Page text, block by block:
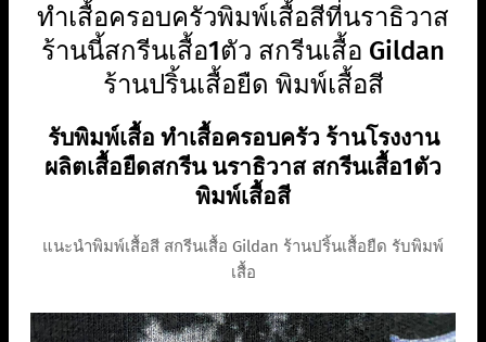
ทำเสื้อครอบครัวพิมพ์เสื้อสีที่นราธิวาส
ร้านนี้สกรีนเสื้อ1ตัว สกรีนเสื้อ Gildan
ร้านปริ้นเสื้อยืด พิมพ์เสื้อสี
รับพิมพ์เสื้อ ทำเสื้อครอบครัว ร้านโรงงาน
ผลิตเสื้อยืดสกรีน นราธิวาส สกรีนเสื้อ1ตัว
พิมพ์เสื้อสี
แนะนำพิมพ์เสื้อสี สกรีนเสื้อ Gildan ร้านปริ้นเสื้อยืด รับพิมพ์
เสื้อ